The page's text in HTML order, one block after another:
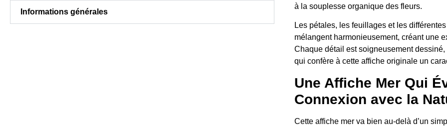
Informations générales
à la souplesse organique des fleurs.
Les pétales, les feuillages et les
mélangent harmonieusement, créant une
Chaque détail est soigneusement
qui confère à cette affiche originale un
Une Affiche Mer Qui
Connexion avec la
Cette affiche mer va bien au-delà d’un